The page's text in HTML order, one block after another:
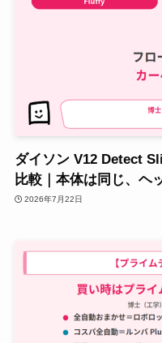
ダイソン V12 Detect
比較｜本体は同じ、ヘ
2026年7月22日